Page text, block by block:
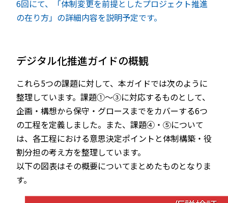
6回にて、「体制変更を前提としたプロジェクト推進
の在り方」の詳細内容を説明予定です。
デジタル化推進ガイドの概観
これら5つの課題に対して、本ガイドでは次のように
整理しています。課題①～③に対応するものとして、
企画・構想から保守・グロースまでをカバーする6つ
の工程を定義しました。また、課題④・⑤について
は、各工程における意思決定ポイントと体制構築・役
割分担の考え方を整理しています。
以下の図表はその概要についてまとめたものとなりま
す。